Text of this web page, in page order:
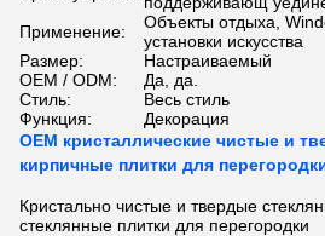
Применение:
Объекты отдыха,
установки искусства
Размер:
Настраиваемый
OEM / ODM:
Да, да.
Стиль:
Весь стиль
Функция:
Декорация
OEM кристаллические чистые и
кирпичные плитки для
Кристально чистые и твердые
стеклянные плитки для перегородки